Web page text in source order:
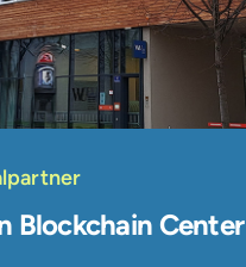
Blockchain Center